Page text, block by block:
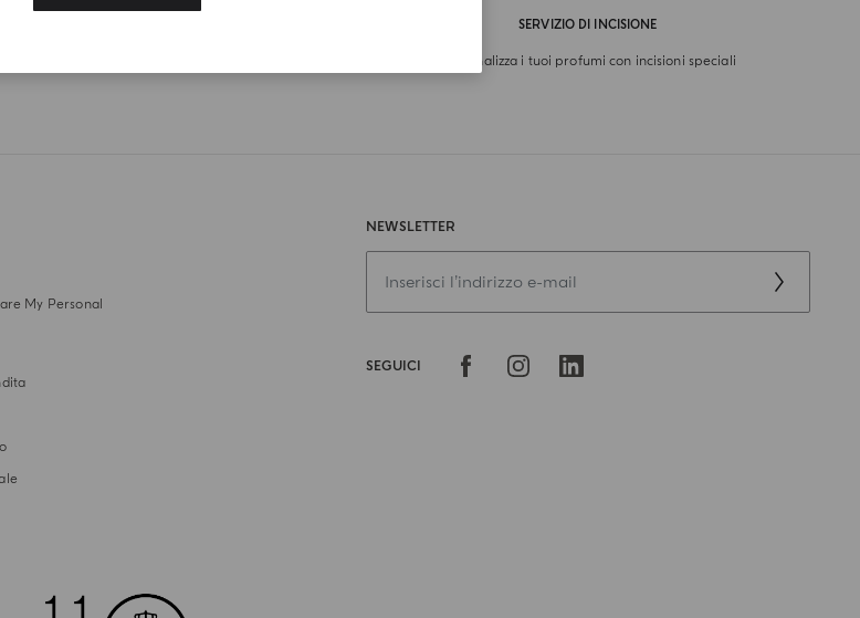
SERVIZIO DI INCISIONE
Personalizza i tuoi profumi con incisioni speciali
NEWSLETTER
SEGUICI
My Personal